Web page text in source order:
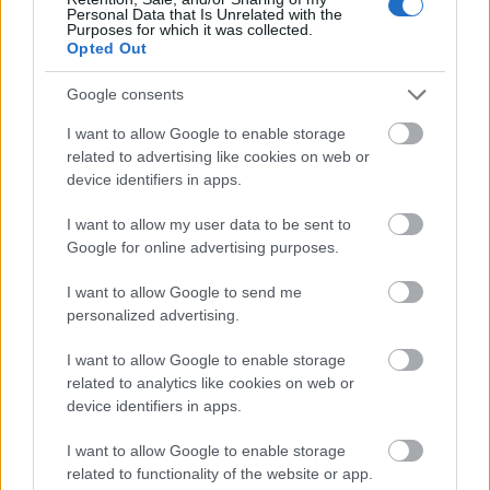
Personal Data that Is Unrelated with the
Purposes for which it was collected.
Opted Out
Google consents
I want to allow Google to enable storage
related to advertising like cookies on web or
device identifiers in apps.
I want to allow my user data to be sent to
Google for online advertising purposes.
I want to allow Google to send me
personalized advertising.
I want to allow Google to enable storage
related to analytics like cookies on web or
device identifiers in apps.
I want to allow Google to enable storage
related to functionality of the website or app.
Kerässieppi til Olos.
Meld deg på vårt nyhetsbrev
Meld deg på
MEST LEST
VM-
2 Norsk
3 Falt
4 Slo